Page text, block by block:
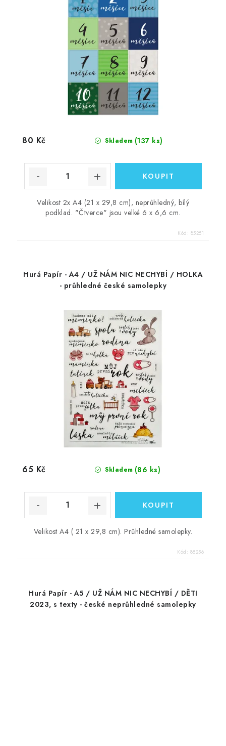
Skladem (137 ks)
80 Kč
Velikost 2x A4 (21 x 29,8 cm), neprůhledný, bílý
podklad. "Čtverce" jsou velké 6 x 6,6 cm.
Kód: 85251
Hurá Papír - A4 / UŽ NÁM NIC NECHYBÍ / HOLKA
- průhledné české samolepky
Skladem (86 ks)
65 Kč
Velikost A4 ( 21 x 29,8 cm). Průhledné samolepky.
Kód: 85256
Hurá Papír - A5 / UŽ NÁM NIC NECHYBÍ / DĚTI
2023, s texty - české neprůhledné samolepky